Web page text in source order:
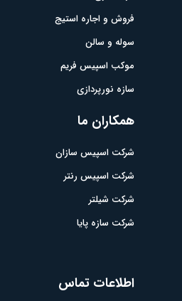
فروش و اجاره استیج
سوله و سالن
موکب اسپیس فریم
سازه نورپردازی
همکاران ما
شرکت اسپیس سازان
شرکت اسپیس رنتر
شرکت شیلتر
شرکت سازه پایا
اطلاعات تماس